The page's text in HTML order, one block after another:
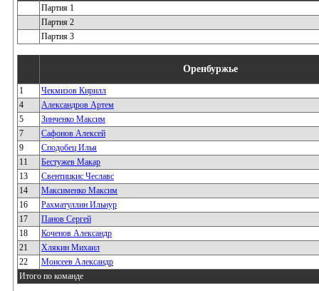
Партия 1
Партия 2
Партия 3
Оренбуржье
1
Чекмизов Кирилл
4
Александров Артем
5
Зинченко Максим
7
Сафонов Алексей
9
Сподобец Илья
11
Бестужев Макар
13
Свентицкис Чеславс
14
Максименко Максим
16
Рахматуллин Ильнур
17
Панов Сергей
18
Коченов Александр
21
Хлякин Михаил
22
Моисеев Александр
Итого по команде